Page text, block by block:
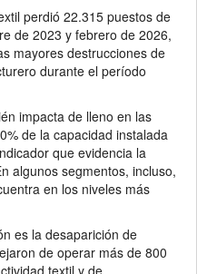
perdió 22.315 puestos de
de 2023 y febrero de 2026,
mayores destrucciones de
durante el período
impacta de lleno en las
de la capacidad instalada
que evidencia la
algunos segmentos, incluso,
en los niveles más
es la desaparición de
de operar más de 800